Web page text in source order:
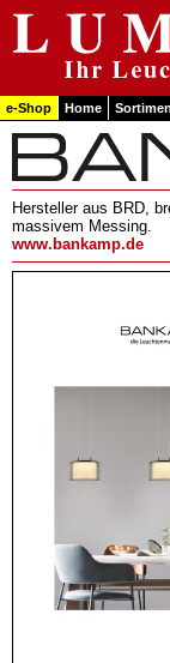
e-Shop Home
Hersteller aus BRD,
massivem Messing.
www.bankamp.de